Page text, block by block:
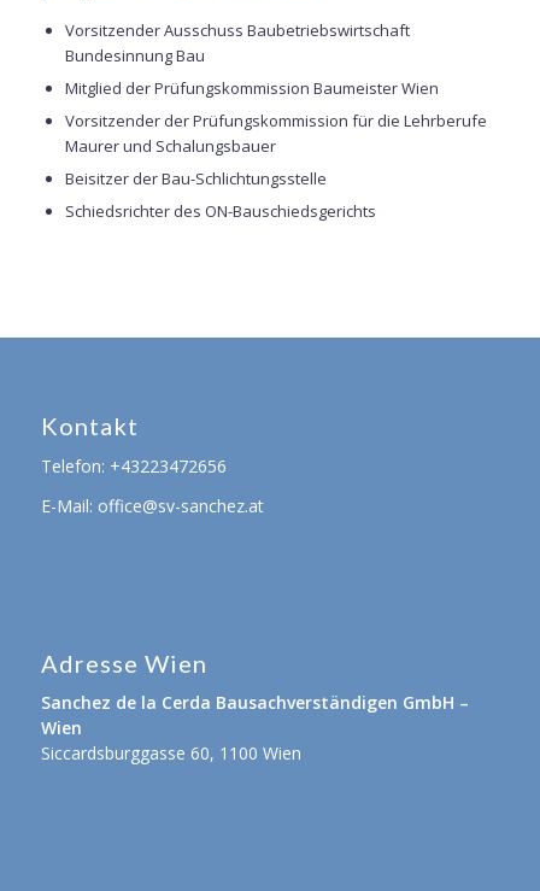
Vorsitzender Ausschuss Baubetriebswirtschaft
Bundesinnung Bau
Mitglied der Prüfungskommission Baumeister Wien
Vorsitzender der Prüfungskommission für die Lehrberufe
Maurer und Schalungsbauer
Beisitzer der Bau-Schlichtungsstelle
Schiedsrichter des ON-Bauschiedsgerichts
Kontakt
Telefon: +43223472656
E-Mail: office@sv-sanchez.at
Adresse Wien
Sanchez de la Cerda Bausachverständigen GmbH –
Wien
Siccardsburggasse 60, 1100 Wien